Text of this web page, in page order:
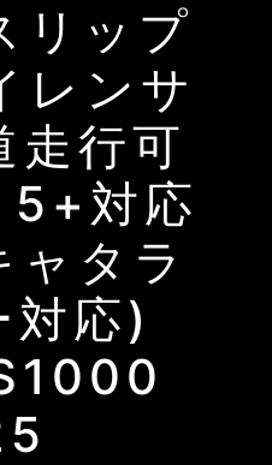
リップ
レンサ
走行可
対応
タラ
対応)